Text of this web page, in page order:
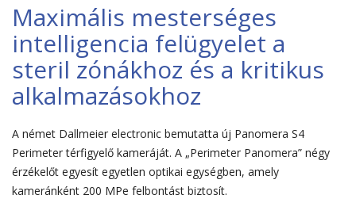
Maximális mesterséges
intelligencia felügyelet a
steril zónákhoz és a kritikus
alkalmazásokhoz
A német Dallmeier electronic bemutatta új Panomera S4
Perimeter térfigyelő kameráját. A „Perimeter Panomera” négy
érzékelőt egyesít egyetlen optikai egységben, amely
kameránként 200 MPe felbontást biztosít.